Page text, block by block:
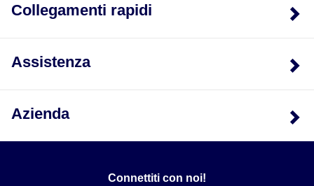
Collegamenti rapidi
Assistenza
Azienda
Connettiti con noi!